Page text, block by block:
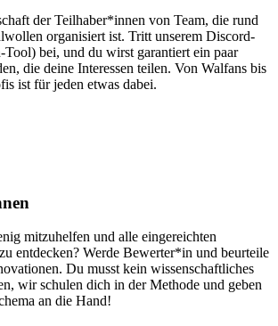
der Teilhaber*innen von Team, die rund
organisiert ist. Tritt unserem Discord-
Tool) bei, und du wirst garantiert ein paar
die deine Interessen teilen. Von Walfans bis
ist für jeden etwas dabei.
mitzuhelfen und alle eingereichten
entdecken? Werde Bewerter*in und beurteile
Du musst kein wissenschaftliches
wir schulen dich in der Methode und geben
an die Hand!